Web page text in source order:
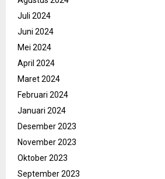
Juli 2024
Juni 2024
Mei 2024
April 2024
Maret 2024
Februari 2024
Januari 2024
Desember 2023
November 2023
Oktober 2023
September 2023